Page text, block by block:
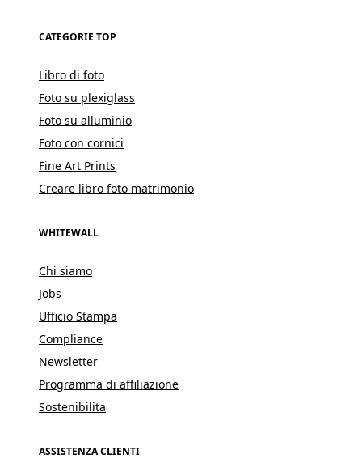
CATEGORIE TOP
Libro di foto
Foto su plexiglass
Foto su alluminio
Foto con cornici
Fine Art Prints
Creare libro foto matrimonio
WHITEWALL
Chi siamo
Jobs
Ufficio Stampa
Compliance
Newsletter
Programma di affiliazione
Sostenibilita
ASSISTENZA CLIENTI